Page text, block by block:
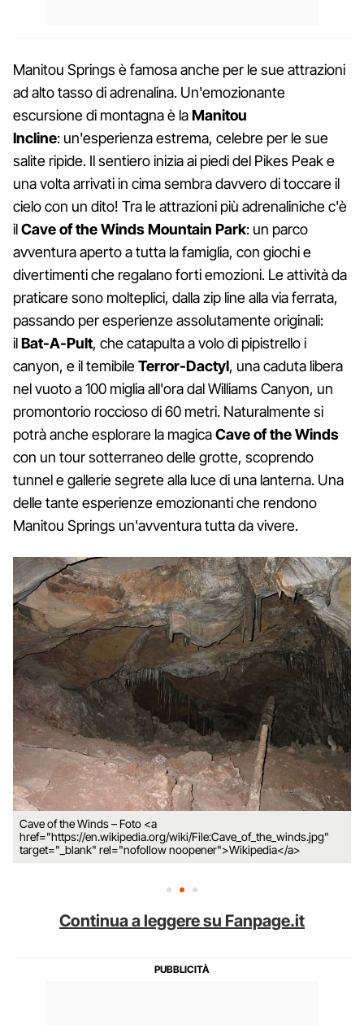
Manitou Springs è famosa anche per le sue attrazioni
ad alto tasso di adrenalina. Un'emozionante
escursione di montagna è laManitou
Incline: un'esperienza estrema, celebre per le sue
salite ripide. Il sentiero inizia ai piedi del Pikes Peak e
una volta arrivati in cima sembra davvero di toccare il
cielo con un dito! Tra le attrazioni più adrenaliniche c'è
ilCave of the Winds Mountain Park: un parco
avventura aperto a tutta la famiglia, con giochi e
divertimenti che regalano forti emozioni. Le attività da
praticare sono molteplici, dalla zip line alla via ferrata,
passando per esperienze assolutamente originali:
ilBat-A-Pult, che catapulta a volo di pipistrello i
canyon, e il temibileTerror-Dactyl, una caduta libera
nel vuoto a 100 miglia all'ora dal Williams Canyon, un
promontorio roccioso di 60 metri. Naturalmente si
potrà anche esplorare la magicaCave of the Winds
con un tour sotterraneo delle grotte, scoprendo
tunnel e gallerie segrete alla luce di una lanterna. Una
delle tante esperienze emozionanti che rendono
Manitou Springs un'avventura tutta da vivere.
Cave of the Winds – Foto <a
href="https://en.wikipedia.org/wiki/File:Cave_of_the_winds.jpg"
target="_blank" rel="nofollow noopener">Wikipedia</a>
Continua a leggere su Fanpage.it